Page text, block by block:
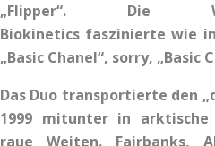
„Flipper“. Die
Biokinetics faszinierte wie
„Basic Chanel“, sorry, „Basic
Das Duo transportierte den
1999 mitunter in arktische
raue Weiten. Fairbanks,